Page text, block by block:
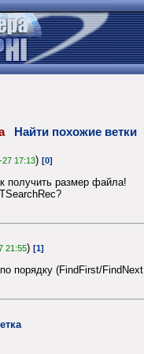
Найти похожие ветки
27 17:13) [0]
получить размер файла!
21:55) [1]
порядку (FindFirst/FindNext